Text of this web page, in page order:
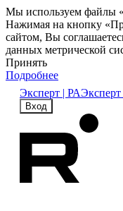
Мы используем файлы
Нажимая на кнопку
сайтом, Вы
данных метрической
Принять
Подробнее
Эксперт | РА
Вход